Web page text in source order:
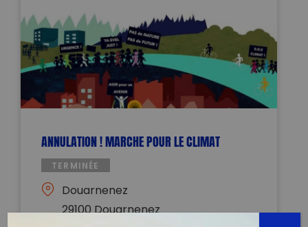
ANNULATION ! MARCHE POUR LE CLIMAT
TERMINÉE
Douarnenez
29100 Douarnenez